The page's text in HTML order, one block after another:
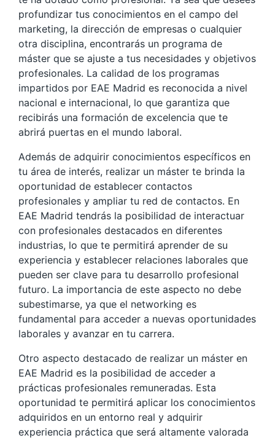
profundizar tus conocimientos en el campo del
marketing, la dirección de empresas o cualquier
otra disciplina, encontrarás un programa de
máster que se ajuste a tus necesidades y objetivos
profesionales. La calidad de los programas
impartidos por EAE Madrid es reconocida a nivel
nacional e internacional, lo que garantiza que
recibirás una formación de excelencia que te
abrirá puertas en el mundo laboral.
Además de adquirir conocimientos específicos en
tu área de interés, realizar un máster te brinda la
oportunidad de establecer contactos
profesionales y ampliar tu red de contactos. En
EAE Madrid tendrás la posibilidad de interactuar
con profesionales destacados en diferentes
industrias, lo que te permitirá aprender de su
experiencia y establecer relaciones laborales que
pueden ser clave para tu desarrollo profesional
futuro. La importancia de este aspecto no debe
subestimarse, ya que el networking es
fundamental para acceder a nuevas oportunidades
laborales y avanzar en tu carrera.
Otro aspecto destacado de realizar un máster en
EAE Madrid es la posibilidad de acceder a
prácticas profesionales remuneradas. Esta
oportunidad te permitirá aplicar los conocimientos
adquiridos en un entorno real y adquirir
experiencia práctica que será altamente valorada